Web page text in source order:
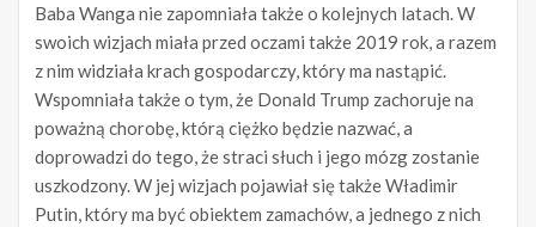
Baba Wanga nie zapomniała także o kolejnych latach. W
swoich wizjach miała przed oczami także 2019 rok, a razem
z nim widziała krach gospodarczy, który ma nastąpić.
Wspomniała także o tym, że Donald Trump zachoruje na
poważną chorobę, którą ciężko będzie nazwać, a
doprowadzi do tego, że straci słuch i jego mózg zostanie
uszkodzony. W jej wizjach pojawiał się także Władimir
Putin, który ma być obiektem zamachów, a jednego z nich